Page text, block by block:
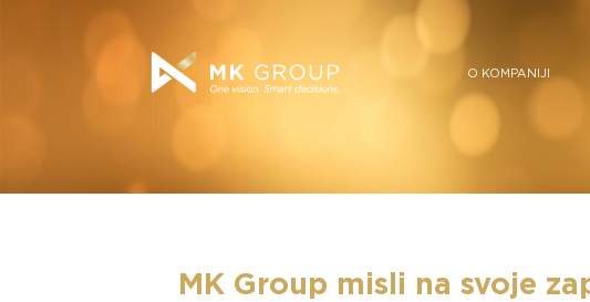
O KOMPANIJI
MK Group misli na svoje